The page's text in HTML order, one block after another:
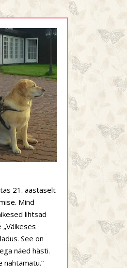
21. aastaselt
Mind
lihtsad
See on
näed hästi.
nähtamatu.“